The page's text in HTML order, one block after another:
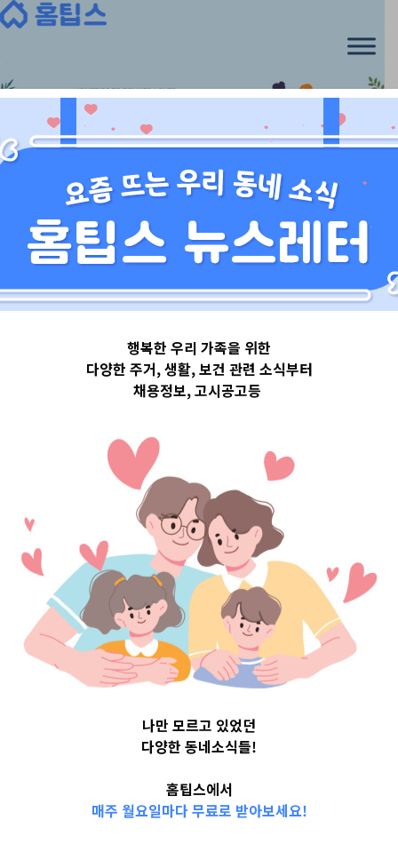
Skip
충청도_대전_세종
대전광역시유성
구 Top 3 및 주간
소식 –
20230612
2023-06-12
readybaby-admin
행복한 우리 가족을 위한
다양한 주거, 생활, 보건 관련 소식부터
채용정보, 고시공고등
나만 모르고 있었던
다양한 동네소식들!
홈팁스에서
매주 월요일마다 무료로 받아보세요!